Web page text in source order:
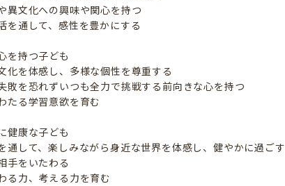
異文化への興味や関心を持つ
を通して、感性を豊かにする
を持つ子ども
化を体感し、多様な個性を尊重する
敗を恐れずいつも全力で挑戦する前向きな心を持つ
たる学習意欲を育む
健康な子ども
通して、楽しみながら身近な世界を体感し、健やかに過ごす
手をいたわる
る力、考える力を育む